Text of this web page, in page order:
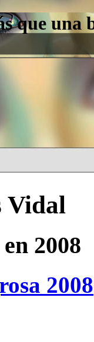
que una
Vidal
2008
2008